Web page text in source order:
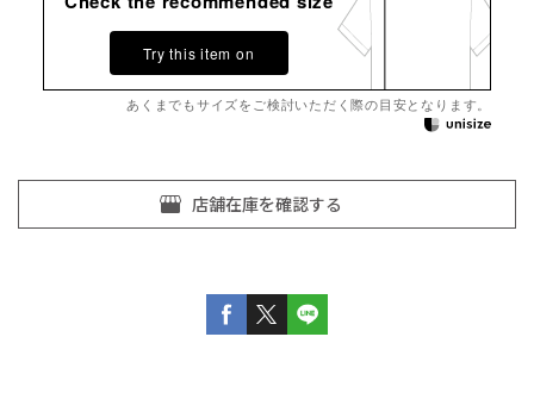
Try this item on
あくまでもサイズをご検討いただく際の目安となります。